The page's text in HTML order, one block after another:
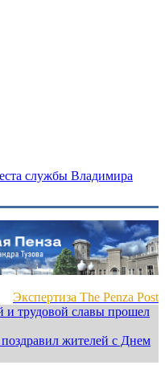
службы Владимира
Экспертиза The Penza Post
трудовой славы прошел
жителей с Днем